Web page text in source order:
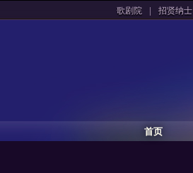
歌剧院 | 招贤纳士
首页